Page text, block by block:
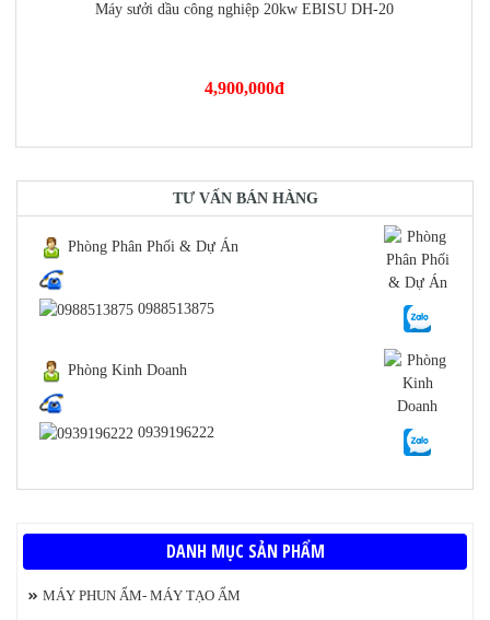
https://dienmayminhan.com/may-suoi-dau-cong-nghiep-20kw-ebisu-
Máy sưởi dầu công nghiệp 20kw EBISU DH-20
4,900,000đ
TƯ VẤN BÁN HÀNG
Phòng Phân Phối & Dự Án
0988513875
Phòng Kinh Doanh
0939196222
DANH MỤC SẢN PHẨM
MÁY PHUN ẨM- MÁY TẠO ẨM